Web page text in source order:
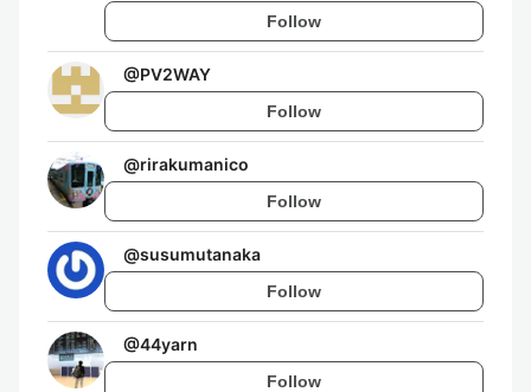
Follow
@PV2WAY
Follow
@rirakumanico
Follow
@susumutanaka
Follow
@44yarn
Follow